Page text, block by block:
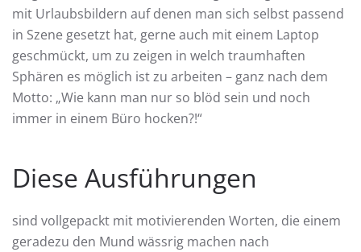
mit Urlaubsbildern auf denen man sich selbst passend
in Szene gesetzt hat, gerne auch mit einem Laptop
geschmückt, um zu zeigen in welch traumhaften
Sphären es möglich ist zu arbeiten – ganz nach dem
Motto: „Wie kann man nur so blöd sein und noch
immer in einem Büro hocken?!“
Diese Ausführungen
sind vollgepackt mit motivierenden Worten, die einem
geradezu den Mund wässrig machen nach